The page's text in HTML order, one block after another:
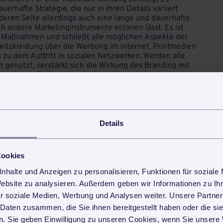
Details
und Anzeigen zu personalisieren, Funktionen für soziale
zu analysieren. Außerdem geben wir Informationen zu
soziale Medien, Werbung und Analysen weiter. Unsere
zusammen, die Sie ihnen bereitgestellt haben oder die
Sie geben Einwilligung zu unseren Cookies, wenn Sie unsere
Strategie, die nur in ihren Details variiert
Seite allerdings auch eine lange und dauerhafte
andere Marketinginstrumente erzielen lässt. Es ist
und schließt alle möglichen Aspekte der
über die Werbung im Internet, Printmedien
dem Auftritt in sozialen Netzwerken. Werden alle
verstärkt sich die Wirkung des Branding mit
diesem Fall, bestimmte Qualitäten eindeutig einem
gesehen zu einem erfolgreichen Namebuilding.
zusätzlich, ohne dass teure Maßnahmen
für Ihre Gebäudereinigung einsetzen können
make better.
3.3 Sternen von 94 Lesern.
teilen teilen